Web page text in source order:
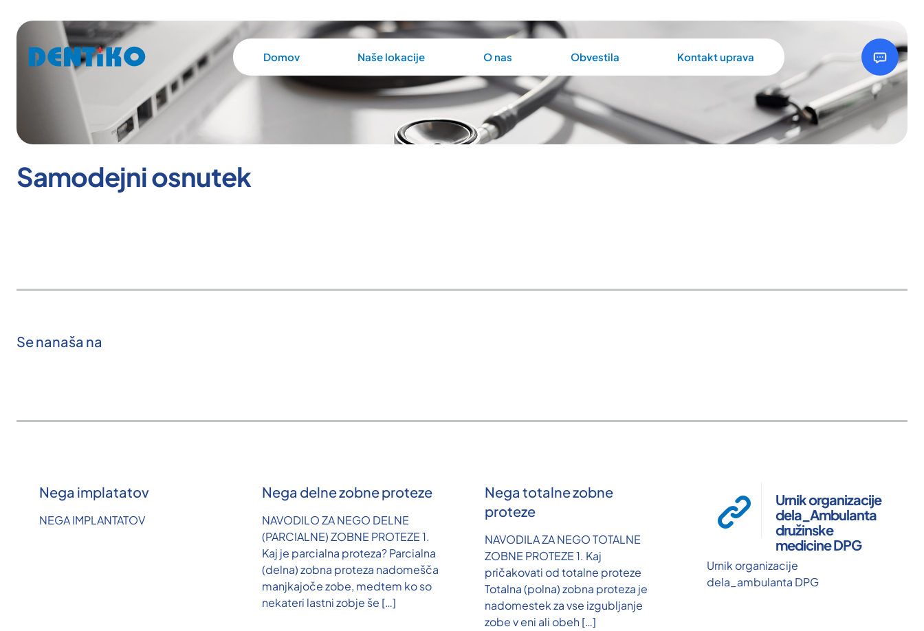
Domov Naše lokacije O nas Obvestila Kontakt uprava
Samodejni osnutek
Se nanaša na
Nega implatatov
NEGA IMPLANTATOV
Nega delne zobne proteze
NAVODILO ZA NEGO DELNE
(PARCIALNE) ZOBNE PROTEZE 1.
Kaj je parcialna proteza? Parcialna
(delna) zobna proteza nadomešča
manjkajoče zobe, medtem ko so
nekateri lastni zobje še […]
Nega totalne zobne
proteze
NAVODILA ZA NEGO TOTALNE
ZOBNE PROTEZE 1. Kaj
pričakovati od totalne proteze
Totalna (polna) zobna proteza je
nadomestek za vse izgubljanje
zobe v eni ali obeh[…]
Urnik organizacije
dela_Ambulanta
družinske
medicine DPG
Urnik organizacije
dela_ambulanta DPG